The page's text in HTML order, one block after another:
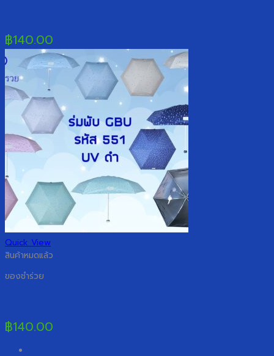
฿140.00
Quick View
สินค้าหมดแล้ว
ของชำร่วย
฿140.00